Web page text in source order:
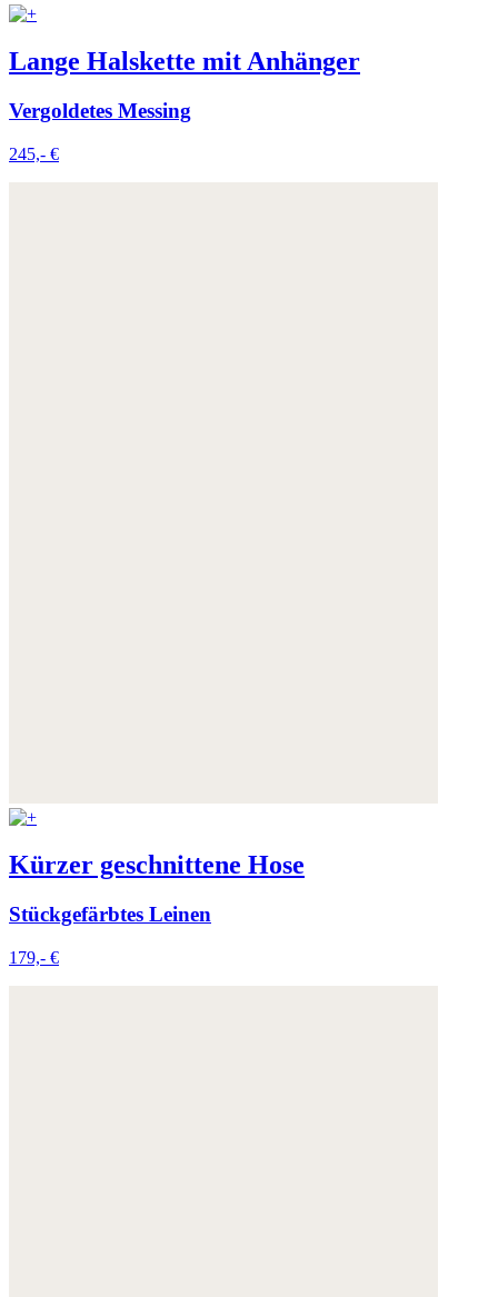
Lange Halskette mit Anhänger
Vergoldetes Messing
245,- €
Kürzer geschnittene Hose
Stückgefärbtes Leinen
179,- €